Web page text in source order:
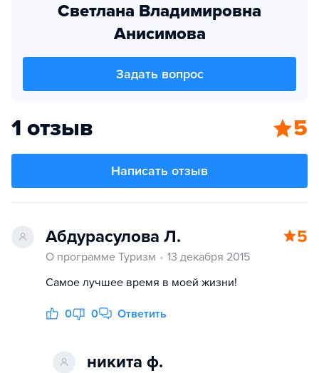
Светлана Владимировна
Анисимова
Задать вопрос
1 отзыв 5
Написать отзыв
Абдурасулова Л. 5
О программе Туризм
13 декабря 2015
Cамое лучшее время в моей жизни!
0 0 Ответить
никита ф.